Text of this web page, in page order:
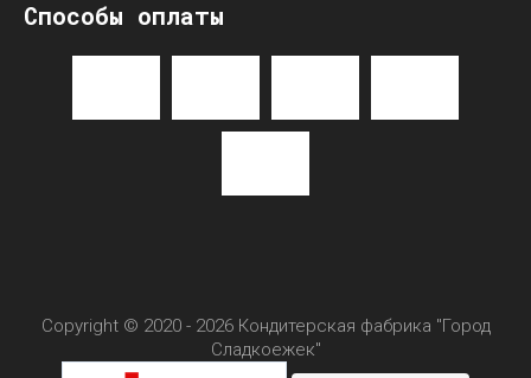
Способы оплаты
Copyright © 2020 - 2026 Кондитерская фабрика "Город
Сладкоежек"